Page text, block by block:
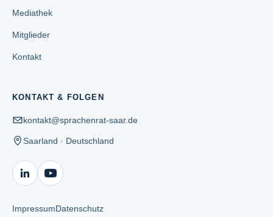
Mediathek
Mitglieder
Kontakt
KONTAKT & FOLGEN
kontakt@sprachenrat-saar.de
Saarland · Deutschland
ImpressumDatenschutz